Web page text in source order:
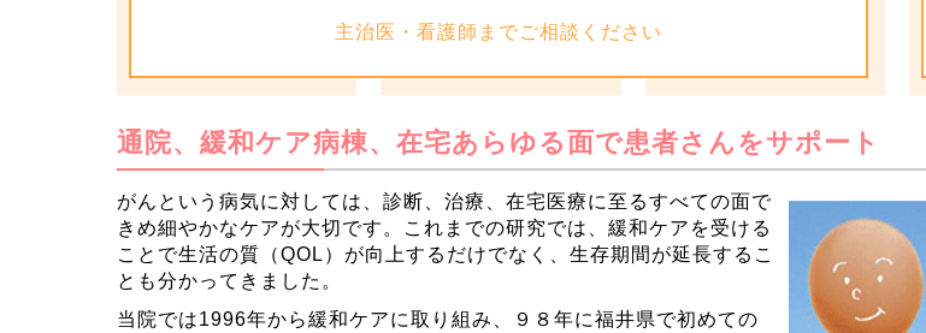
主治医・看護師までご相談ください
通院、緩和ケア病棟、在宅あらゆる面で患者さんをサポート
がんという病気に対しては、診断、治療、在宅医療に至るすべての面で
きめ細やかなケアが大切です。これまでの研究では、緩和ケアを受ける
ことで生活の質（QOL）が向上するだけでなく、生存期間が延長するこ
とも分かってきました。
当院では1996年から緩和ケアに取り組み、９８年に福井県で初めての